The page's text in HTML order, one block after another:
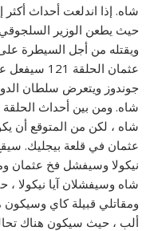
شاه. إذا اندلعت أحداث
حيث يطعن الوزير
ويقتله من أجل السيطرة
عثمان
جوندوز ويتعرض سلطان
شاه ، لكن من المتوقع أن
عثمان في قلعة بيجليك.
نيكولا وسيفشل فخ عثمان
شاه وسيفشلان آيا نيكولا ،
ومقاتلي قبيلة كاي
ألب ، حيث سيكون هناك